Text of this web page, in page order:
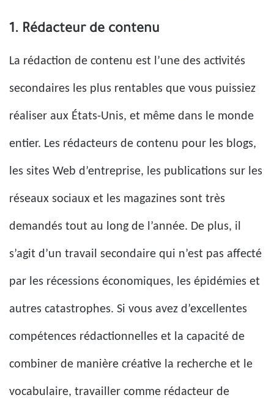
1. Rédacteur de contenu
La rédaction de contenu est l’une des activités
secondaires les plus rentables que vous puissiez
réaliser aux États-Unis, et même dans le monde
entier. Les rédacteurs de contenu pour les blogs,
les sites Web d’entreprise, les publications sur les
réseaux sociaux et les magazines sont très
demandés tout au long de l’année. De plus, il
s’agit d’un travail secondaire qui n’est pas affecté
par les récessions économiques, les épidémies et
autres catastrophes. Si vous avez d’excellentes
compétences rédactionnelles et la capacité de
combiner de manière créative la recherche et le
vocabulaire, travailler comme rédacteur de